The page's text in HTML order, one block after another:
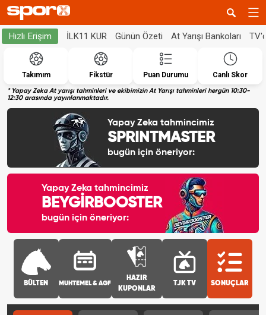
Hızlı Erişim İLK11 KUR Günün Özeti At Yarışı Bankoları
Takımım Fikstür Puan Durumu Canlı Skor
* Yapay Zeka At yarışı tahminleri ve ekibimizin At Yarışı tahminleri hergün 10:30-
12:30 arasında yayınlanmaktadır.
Yapay Zeka tahmincimiz
SPRINTMASTER
bugün için öneriyor:
Yapay Zeka tahmincimiz
BEYGİRBOOSTER
bugün için öneriyor:
BÜLTEN MUHTEMEL & AGF
HAZIR
KUPONLAR
TJK TV SONUÇLAR